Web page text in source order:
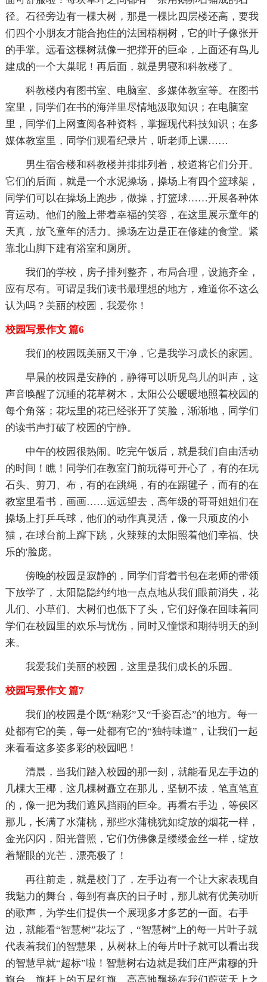
径。石径旁边有一棵大树，那是一棵比四层楼还高，要我
们四个小朋友才能合抱住的法国梧桐树，它的叶子像张开
的手掌。远看这棵树就像一把撑开的巨伞，上面还有鸟儿
建成的一个大巢呢！再后面，就是男寝和科教楼了。
科教楼内有图书室、电脑室、多媒体教室等。在图书
室里，同学们在书的海洋里尽情地汲取知识；在电脑室
里，同学们上网查阅各种资料，掌握现代科技知识；在多
媒体教室里，同学们观看纪录片，听老师上课……
男生宿舍楼和科教楼并排排列着，校道将它们分开。
它们的后面，就是一个水泥操场，操场上有四个篮球架，
同学们可以在操场上跑步，做操，打篮球……开展各种体
育运动。他们的脸上带着幸福的笑容，在这里展示童年的
天真，放飞童年的活力。操场左边是正在修建的食堂。紧
靠北山脚下建有浴室和厕所。
我们的学校，房子排列整齐，布局合理，设施齐全，
应有尽有。可谓是我们读书最理想的地方，难道你不这么
认为吗？美丽的校园，我爱你！
校园写景作文 篇6
我们的校园既美丽又干净，它是我学习成长的家园。
早晨的校园是安静的，静得可以听见鸟儿的叫声，这
声音唤醒了沉睡的花草树木，太阳公公暖暖地照着校园的
每个角落；花坛里的花已经张开了笑脸，渐渐地，同学们
的读书声打破了校园的宁静。
中午的校园很热闹。吃完午饭后，就是我们自由活动
的时间！瞧！同学们在教室门前玩得可开心了，有的在玩
石头、剪刀、布，有的在跳绳，有的在踢毽子，而有的在
教室里看书，画画……远远望去，高年级的哥哥姐姐们在
操场上打乒乓球，他们的动作真灵活，像一只顽皮的小
猫，在球台前上蹿下跳，火辣辣的太阳照着他们幸福、快
乐的'脸庞。
傍晚的校园是寂静的，同学们背着书包在老师的带领
下放学了，太阳隐隐约约地一点点地从我们眼前消失，花
儿们、小草们、大树们也低下了头，它们好像在回味着同
学们在校园里的欢乐与忧伤，同时又憧憬和期待明天的到
来。
我爱我们美丽的校园，这里是我们成长的乐园。
校园写景作文 篇7
我们的校园是个既“精彩”又“千姿百态”的地方。每一
处都有它的美，每一处都有它的“独特味道”，让我们一起
来看看这多姿多彩的校园吧！
清晨，当我们踏入校园的那一刻，就能看见左手边的
几棵大王椰，这几棵树矗立在那儿，坚韧不拔，笔直笔直
的，像一把为我们遮风挡雨的巨伞。再看右手边，等侯区
那儿，长满了水蒲桃，那些水蒲桃犹如绽放的烟花一样，
金光闪闪，阳光普照，它们仿佛像是缕缕金丝一样，绽放
着耀眼的光芒，漂亮极了！
再往前走，就是校门了，左手边有一个让大家表现自
我魅力的舞台，每到有喜庆的日子时，那儿就有优美动听
的歌声，为学生们提供一个展现多才多艺的一面。右手
边，就能看“智慧树”花坛了，“智慧树”上的每一片叶子就
代表着我们的智慧果，从树林上的每片叶子就可以看出我
的智慧早就“超标”啦！智慧树右边就是我们庄严肃穆的升
旗台，旗杆上的五星红旗，高高地飘扬在我们蔚蓝天上之